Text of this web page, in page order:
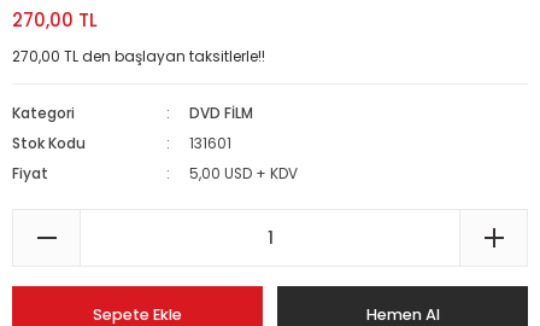
270,00 TL
270,00 TL den başlayan taksitlerle!!
Kategori
DVD FİLM
Stok Kodu
131601
Fiyat
5,00 USD + KDV
Sepete Ekle Hemen Al